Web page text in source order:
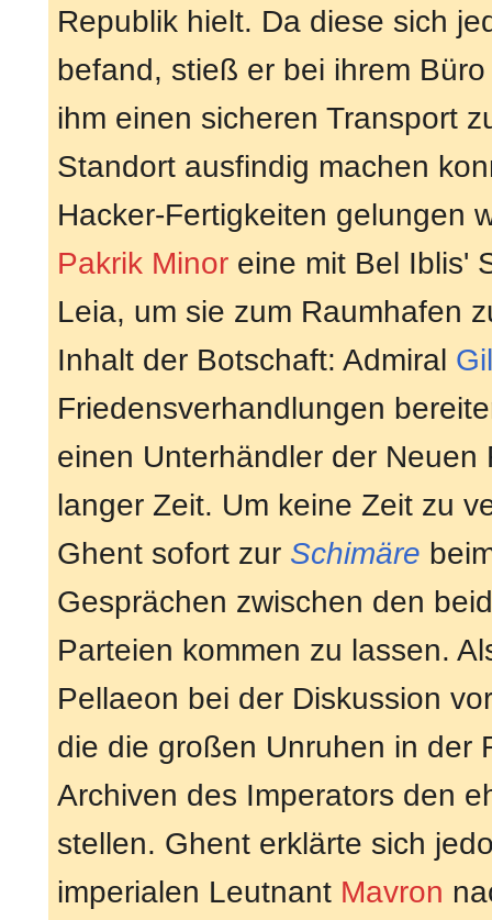
Republik hielt. Da diese sich
befand, stieß er bei ihrem
ihm einen sicheren Transport
Standort ausfindig machen
Hacker-Fertigkeiten gelungen
Pakrik Minor eine mit Bel Iblis'
Leia, um sie zum Raumhafen
Inhalt der Botschaft: Admiral
Friedensverhandlungen
einen Unterhändler der
langer Zeit. Um keine Zeit zu
Ghent sofort zur Schimäre
Gesprächen zwischen den
Parteien kommen zu lassen.
Pellaeon bei der Diskussion
die die großen Unruhen in der
Archiven des Imperators den
stellen. Ghent erklärte sich
imperialen Leutnant Mavron